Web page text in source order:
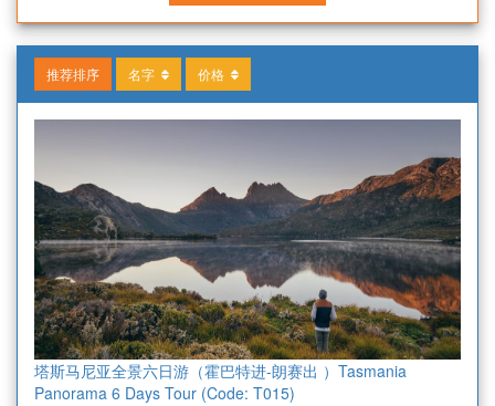
推荐排序 名字 价格
塔斯马尼亚全景六日游（霍巴特进-朗赛出 ）Tasmania
Panorama 6 Days Tour (Code: T015)